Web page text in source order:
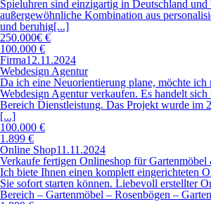
Spieluhren sind einzigartig in Deutschland und
außergewöhnliche Kombination aus
und beruhig[...]
250.000€ €
100.000 €
Firma12.11.2024
Webdesign Agentur
Da ich eine Neuorientierung plane, möchte ich
Webdesign Agentur verkaufen. Es handelt
Bereich Dienstleistung. Das Projekt wurde im
[...]
100.000 €
1.899 €
Online Shop11.11.2024
Verkaufe fertigen Onlineshop für Gartenmöbel
Ich biete Ihnen einen komplett eingerichteten
Sie sofort starten können. Liebevoll erstellter
Bereich – Gartenmöbel – Rosenbögen –